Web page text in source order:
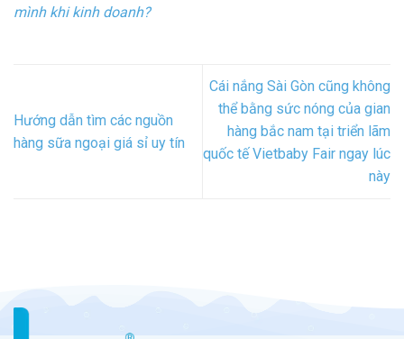
mình khi kinh doanh?
Hướng dẫn tìm các nguồn
hàng sữa ngoại giá sỉ uy tín
Cái nắng Sài Gòn cũng không
thể bằng sức nóng của gian
hàng bắc nam tại triển lãm
quốc tế Vietbaby Fair ngay lúc
này